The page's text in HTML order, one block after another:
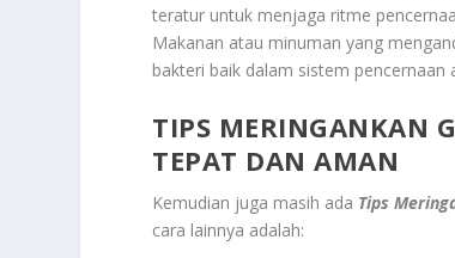
teratur untuk menjaga ritme
Makanan atau minuman yang
bakteri baik dalam sistem pencernaan
TIPS MERINGANKAN
TEPAT DAN AMAN
Kemudian juga masih ada Tips
cara lainnya adalah: